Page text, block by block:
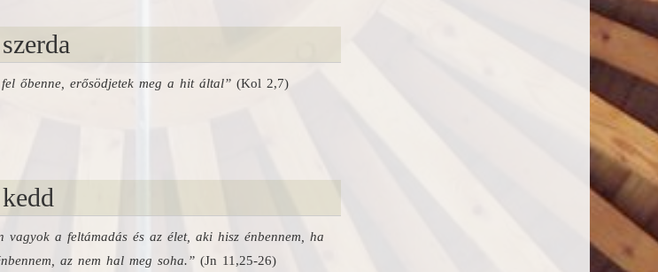
fel őbenne, erősödjetek meg a hit által”(Kol 2,7)
vagyok a feltámadás és az élet, aki hisz énbennem, ha
az nem hal meg soha.”(Jn 11,25-26)